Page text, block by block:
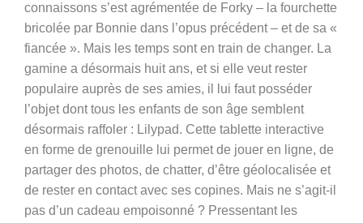
connaissons s’est agrémentée de Forky – la fourchette
bricolée par Bonnie dans l’opus précédent – et de sa «
fiancée ». Mais les temps sont en train de changer. La
gamine a désormais huit ans, et si elle veut rester
populaire auprès de ses amies, il lui faut posséder
l’objet dont tous les enfants de son âge semblent
désormais raffoler : Lilypad. Cette tablette interactive
en forme de grenouille lui permet de jouer en ligne, de
partager des photos, de chatter, d’être géolocalisée et
de rester en contact avec ses copines. Mais ne s’agit-il
pas d’un cadeau empoisonné ? Pressentant les